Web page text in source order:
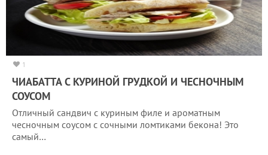
1
ЧИАБАТТА С КУРИНОЙ ГРУДКОЙ И ЧЕСНОЧНЫМ
СОУСОМ
Отличный сандвич с куриным филе и ароматным
чесночным соусом с сочными ломтиками бекона! Это
самый…